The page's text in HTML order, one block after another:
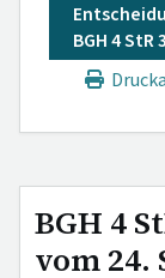
BGH 4 StR
BGH 4
vom 24.